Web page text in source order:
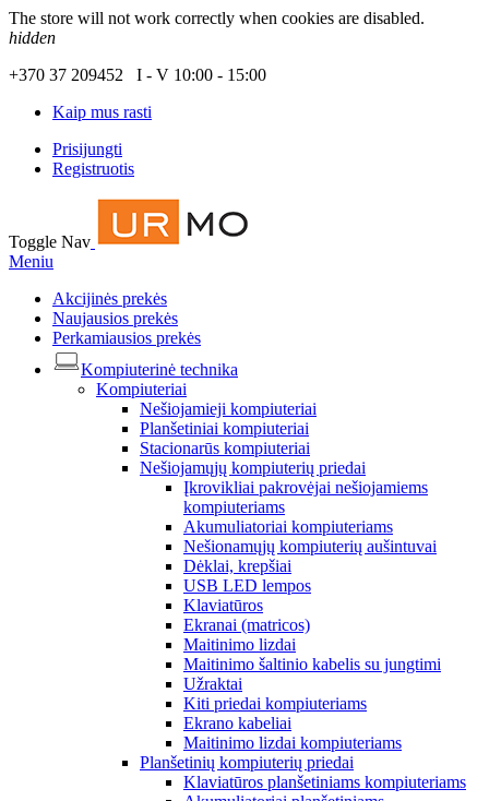
The store will not work correctly when cookies are disabled.
hidden
+370 37 209452 I - V 10:00 - 15:00
Kaip mus rasti
Prisijungti
Registruotis
Toggle Nav
Meniu
Akcijinės prekės
Naujausios prekės
Perkamiausios prekės
Kompiuterinė technika
Kompiuteriai
Nešiojamieji kompiuteriai
Planšetiniai kompiuteriai
Stacionarūs kompiuteriai
Nešiojamųjų kompiuterių priedai
Įkrovikliai pakrovėjai nešiojamiems
kompiuteriams
Akumuliatoriai kompiuteriams
Nešionamųjų kompiuterių aušintuvai
Dėklai, krepšiai
USB LED lempos
Klaviatūros
Ekranai (matricos)
Maitinimo lizdai
Maitinimo šaltinio kabelis su jungtimi
Užraktai
Kiti priedai kompiuteriams
Ekrano kabeliai
Maitinimo lizdai kompiuteriams
Planšetinių kompiuterių priedai
Klaviatūros planšetiniams kompiuteriams